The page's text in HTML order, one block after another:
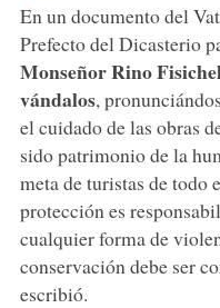
En un documento del
Prefecto del Dicasterio
Monseñor Rino
vándalos,
el cuidado de las obras
sido patrimonio de la
meta de turistas de todo
protección es
cualquier forma de
conservación debe ser
escribió.